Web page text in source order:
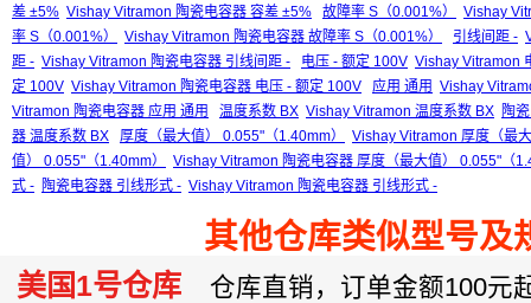
差 ±5% Vishay Vitramon 陶瓷电容器 容差 ±5% 故障率 S（0.001%）
Vishay
率 S（0.001%）
Vishay Vitramon 陶瓷电容器 故障率 S（0.001%） 引线间距 -
距 - Vishay Vitramon 陶瓷电容器 引线间距 - 电压 - 额定 100V Vishay Vitramon
定 100V Vishay Vitramon 陶瓷电容器 电压 - 额定 100V 应用 通用 Vishay
Vitramon 陶瓷电容器 应用 通用
温度系数 BX Vishay Vitramon 温度系数 BX 陶
器 温度系数 BX
厚度（最大值） 0.055"（1.40mm）
Vishay Vitramon 厚度（最
值） 0.055"（1.40mm）
Vishay Vitramon 陶瓷电容器 厚度（最大值） 0.055"（
式 - 陶瓷电容器 引线形式 - Vishay Vitramon 陶瓷电容器 引线形式 -
其他仓库类似型号及
美国1号仓库 仓库直销，订单金额100元